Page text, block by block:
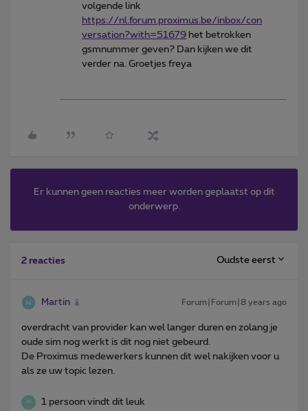
volgende link
https://nl. forum.proximus.be/inbox/con
versation?with=51679 het betrokken
gsmnummer geven? Dan kijken we dit
verder na. Groetjes freya
Er kunnen geen reacties meer worden geplaatst op dit
onderwerp.
2 reacties Oudste eerst
Martin Forum|Forum|8 years ago
overdracht van provider kan wel langer duren en zolang je
oude sim nog werkt is dit nog niet gebeurd.
De Proximus medewerkers kunnen dit wel nakijken voor u
als ze uw topic lezen.
W 1 persoon vindt dit leuk